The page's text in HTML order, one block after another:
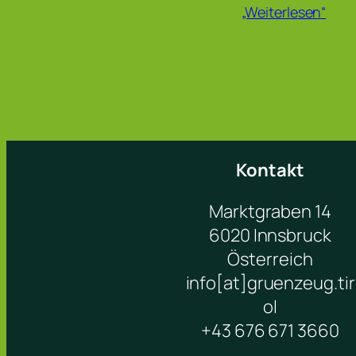
„Weiterlesen“
Kontakt
Marktgraben 14
6020 Innsbruck
Österreich
info[at]gruenzeug.tir
ol
+43 676 671 3660